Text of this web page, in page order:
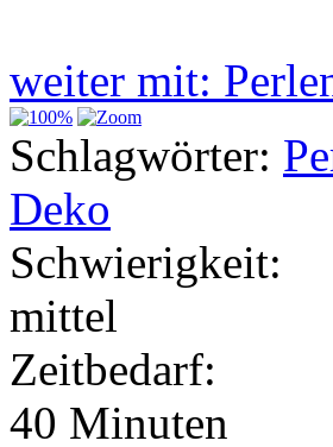
weiter mit:
Schlagwörter:
Deko
Schwierigkeit:
mittel
Zeitbedarf:
40 Minuten